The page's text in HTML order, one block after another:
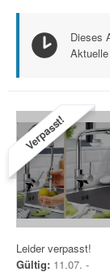
Dieses
Verpasst!
Leider verpasst!
Gültig: 11.07. -